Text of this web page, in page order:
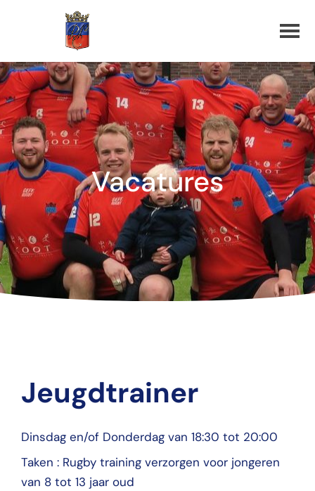
Vacatures
Jeugdtrainer
Dinsdag en/of Donderdag van 18:30 tot 20:00
Taken : Rugby training verzorgen voor jongeren
van 8 tot 13 jaar oud